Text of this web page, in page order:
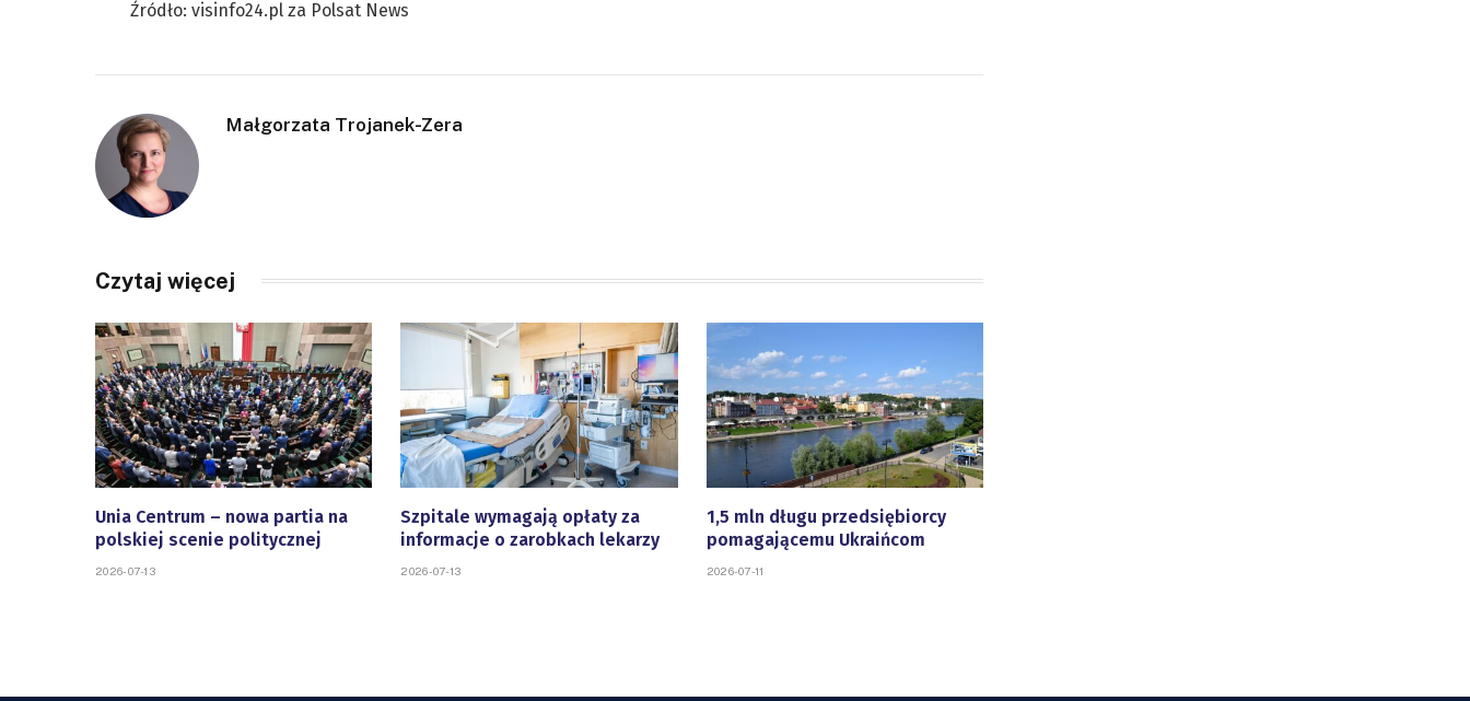
Źródło: visinfo24.pl za Polsat News
Małgorzata Trojanek-Zera
Czytaj więcej
Unia Centrum – nowa partia na
polskiej scenie politycznej
2026-07-13
Szpitale wymagają opłaty za
informacje o zarobkach lekarzy
2026-07-13
1,5 mln długu przedsiębiorcy
pomagającemu Ukraińcom
2026-07-11